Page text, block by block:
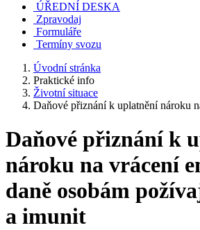
ÚŘEDNÍ DESKA
Zpravodaj
Formuláře
Termíny svozu
Úvodní stránka
Praktické info
Životní situace
Daňové přiznání k uplatnění nároku
Daňové přiznání k
nároku na vrácení
daně osobám
a imunit